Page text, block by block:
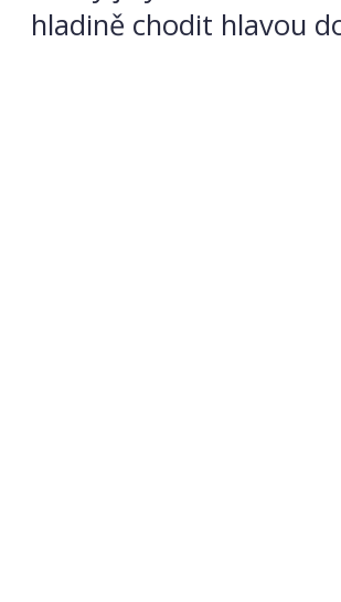
hladině chodit hlavou